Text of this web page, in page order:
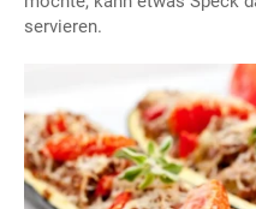
servieren.